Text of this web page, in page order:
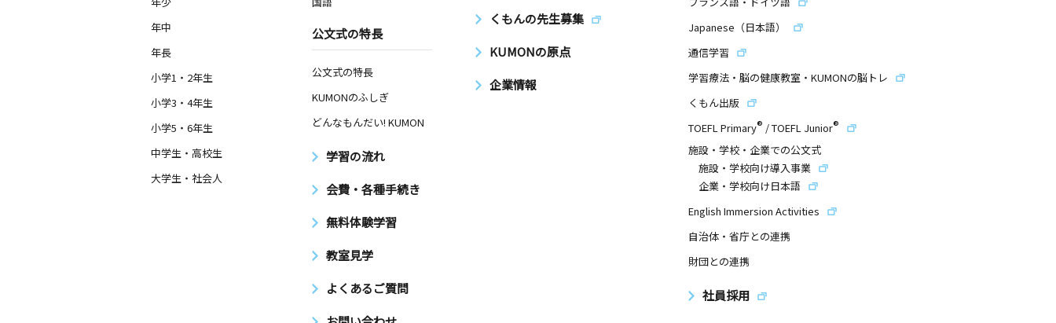
年中
年長
小学1・2年生
小学3・4年生
小学5・6年生
中学生・高校生
大学生・社会人
公文式の特長
公文式の特長
KUMONのふしぎ
どんなもんだい! KUMON
学習の流れ
会費・各種手続き
無料体験学習
教室見学
よくあるご質問
くもんの先生募集
KUMONの原点
企業情報
Japanese（日本語）
通信学習
学習療法・脳の健康教室・KUMONの脳トレ
くもん出版
TOEFL Primary® /TOEFL Junior®
施設・学校・企業での公文式
施設・学校向け導入事業
企業・学校向け日本語
English Immersion Activities
自治体・省庁との連携
財団との連携
社員採用